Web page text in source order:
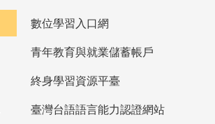
數位學習入口網
青年教育與就業儲蓄帳戶
終身學習資源平臺
臺灣台語語言能力認證網站